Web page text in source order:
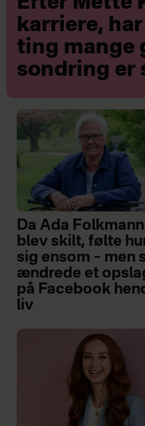
karriere,
ting mange
sondring er
Da Ada Folkmann
blev skilt, følte
sig ensom – men
ændrede et
på Facebook
liv